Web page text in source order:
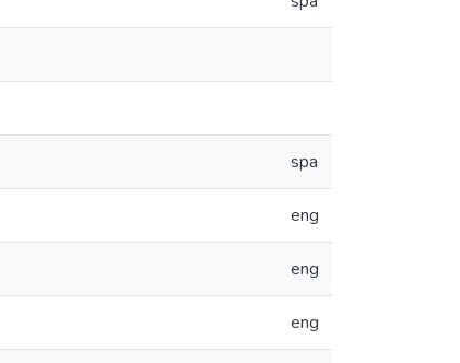
spa
eng
eng
eng